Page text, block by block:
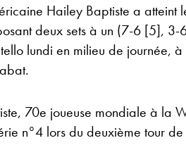
Hailey Baptiste a
deux sets à un (7-6 [5],
lundi en milieu de journée,
70e joueuse mondiale à la
n°4 lors du deuxième tour